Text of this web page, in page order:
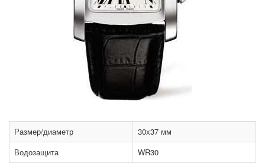
Размер/диаметр
30х37 мм
Водозащита
WR30